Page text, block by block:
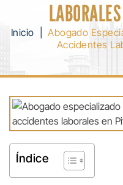
Inicio |Abogado
Accidentes
Índice